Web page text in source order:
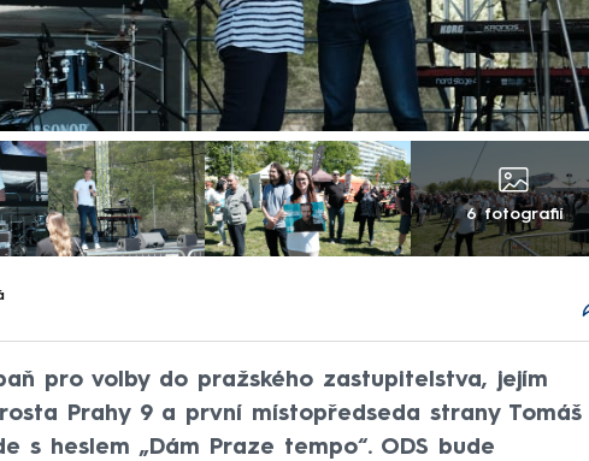
6 fotografií
pro volby do pražského zastupitelstva, jejím
Prahy 9 a první místopředseda strany Tomáš
s heslem „Dám Praze tempo“. ODS bude